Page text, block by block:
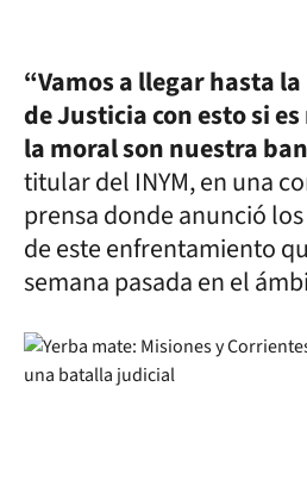
“Vamos a llegar hasta
de Justicia con esto si
la moral son nuestra
titular del INYM, en una
prensa donde anunció
de este enfrentamiento
semana pasada en el